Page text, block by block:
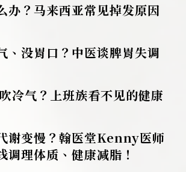
办？马来西亚常见掉发原因
、没胃口？中医谈脾胃失调
冷气？上班族看不见的健康
谢变慢？翰医堂Kenny医师
调理体质、健康减脂！